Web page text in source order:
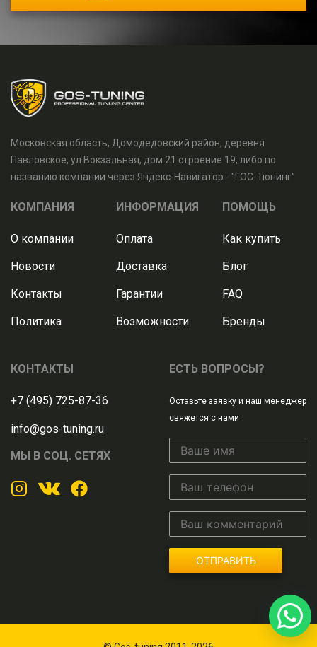
Московская область, Домодедовский район, деревня
Павловское, ул Вокзальная, дом 21 строение 19, либо по
названию компании через Яндекс-Навигатор - "ГОС-Тюнинг"
КОМПАНИЯ
О компании
Новости
Контакты
Политика
ИНФОРМАЦИЯ
Оплата
Доставка
Гарантии
Возможности
ПОМОЩЬ
Как купить
Блог
FAQ
Бренды
КОНТАКТЫ
+7 (495) 725-87-36
info@gos-tuning.ru
МЫ В СОЦ. СЕТЯХ
ЕСТЬ ВОПРОСЫ?
Оставьте заявку и наш менеджер
свяжется с нами
ОТПРАВИТЬ